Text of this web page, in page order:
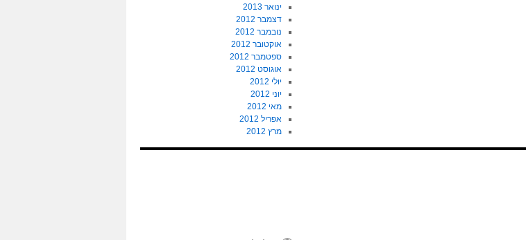
ינואר 2013
דצמבר 2012
נובמבר 2012
אוקטובר 2012
ספטמבר 2012
אוגוסט 2012
יולי 2012
יוני 2012
מאי 2012
אפריל 2012
מרץ 2012